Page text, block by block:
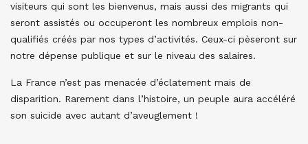
visiteurs qui sont les bienvenus, mais aussi des migrants qui
seront assistés ou occuperont les nombreux emplois non-
qualifiés créés par nos types d’activités. Ceux-ci pèseront sur
notre dépense publique et sur le niveau des salaires.
La France n’est pas menacée d’éclatement mais de
disparition. Rarement dans l’histoire, un peuple aura accéléré
son suicide avec autant d’aveuglement !